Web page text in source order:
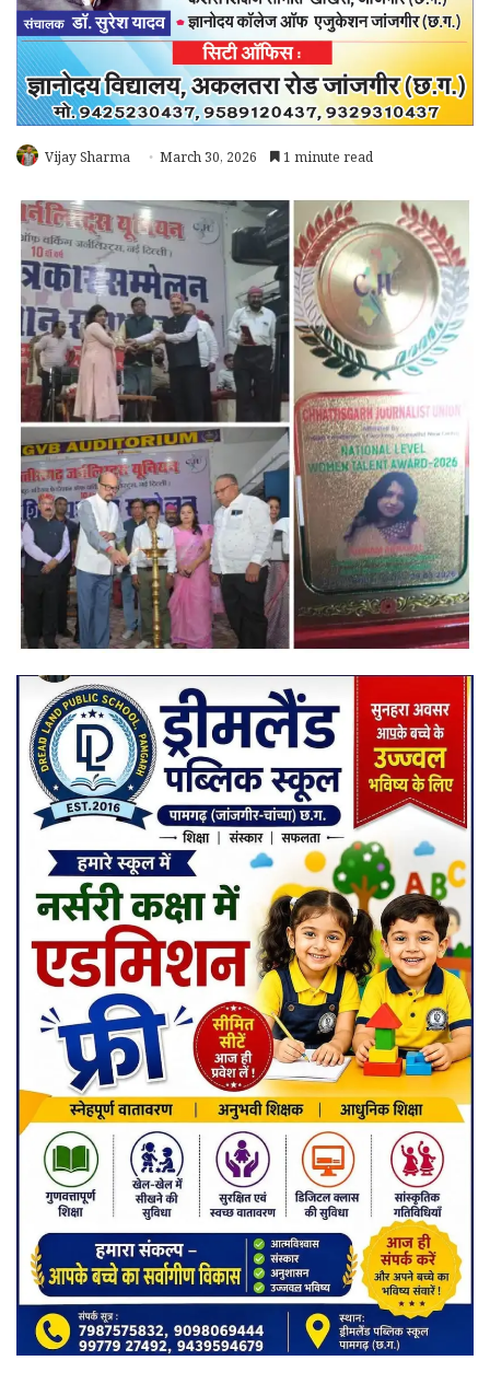
Vijay Sharma March 30, 2026 1 minute read